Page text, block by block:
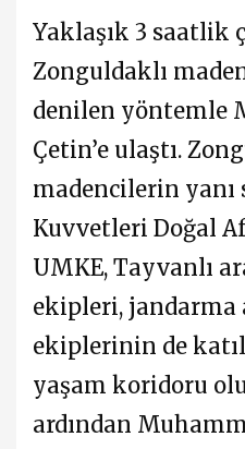
Yaklaşık 3 saatlik
Zonguldaklı
denilen yöntemle
Çetin’e ulaştı.
madencilerin yanı
Kuvvetleri Doğal
UMKE, Tayvanlı
ekipleri,
ekiplerinin de
yaşam koridoru
ardından